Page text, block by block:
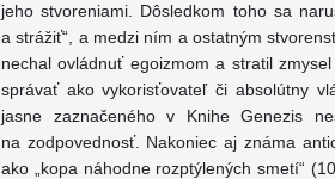
jeho stvoreniami. Dôsledkom toho sa
a strážiť“, a medzi ním a ostatným
nechal ovládnuť egoizmom a stratil
správať ako vykorisťovateľ či absolútny
jasne zaznačeného v Knihe Genezis
na zodpovednosť. Nakoniec aj známa
ako „kopa náhodne rozptýlených smetí“